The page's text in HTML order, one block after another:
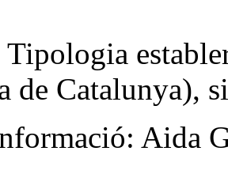
Tipologia
de Catalunya),
Aida